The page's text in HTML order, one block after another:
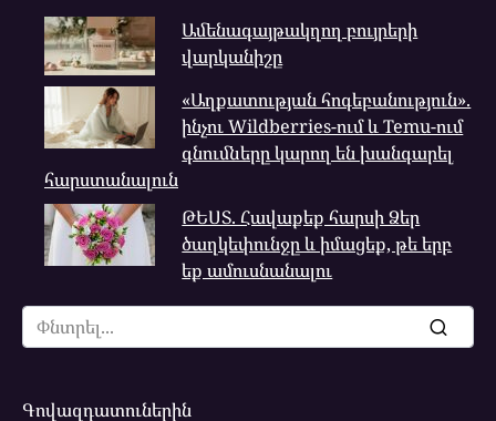
Ամենագայթակղող բույրերի
վարկանիշը
«Աղքատության հոգեբանություն».
ինչու Wildberries-ում և Temu-ում
գնումները կարող են խանգարել
հարստանալուն
ԹԵՍՏ. Հավաքեք հարսի Ձեր
ծաղկեփունջը և իմացեք, թե երբ
եք ամուսնանալու
Search
for:
Գովազդատուներին